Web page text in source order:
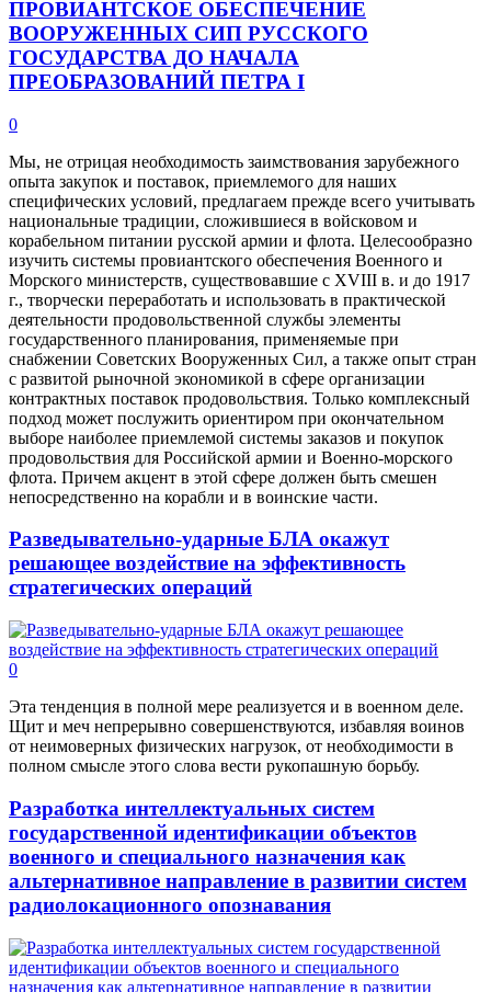
ПРОВИАНТСКОЕ ОБЕСПЕЧЕНИЕ
ВООРУЖЕННЫХ СИП РУССКОГО
ГОСУДАРСТВА ДО НАЧАЛА
ПРЕОБРАЗОВАНИЙ ПЕТРА I
0
Мы, не отрицая необходимость заимствования зарубежного
опыта закупок и поставок, приемлемого для наших
специфических условий, предлагаем прежде всего учитывать
национальные традиции, сложившиеся в войсковом и
корабельном питании русской армии и флота. Целесообразно
изучить системы провиантского обеспечения Военного и
Морского министерств, существовавшие с XVIII в. и до 1917
г., творчески переработать и использовать в практической
деятельности продовольственной службы элементы
государственного планирования, применяемые при
снабжении Советских Вооруженных Сил, а также опыт стран
с развитой рыночной экономикой в сфере организации
контрактных поставок продовольствия. Только комплексный
подход может послужить ориентиром при окончательном
выборе наиболее приемлемой системы заказов и покупок
продовольствия для Российской армии и Военно-морского
флота. Причем акцент в этой сфере должен быть смешен
непосредственно на корабли и в воинские части.
Разведывательно-ударные БЛА окажут
решающее воздействие на эффективность
стратегических операций
0
Эта тенденция в полной мере реализуется и в военном деле.
Щит и меч непрерывно совершенствуются, избавляя воинов
от неимоверных физических нагрузок, от необходимости в
полном смысле этого слова вести рукопашную борьбу.
Разработка интеллектуальных систем
государственной идентификации объектов
военного и специального назначения как
альтернативное направление в развитии систем
радиолокационного опознавания